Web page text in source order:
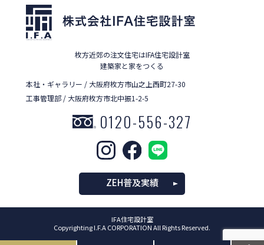
枚方近郊の注文住宅はIFA住宅設計室
建築家と家をつくる
本社・ギャラリー / 大阪府枚方市山之上西町27-30
工事管理部 / 大阪府枚方市北中振1-2-5
0120-556-327
ZEH普及実績
IFA住宅設計室
Copyrighting I.F.A CORPORATION All Rights Reserved.